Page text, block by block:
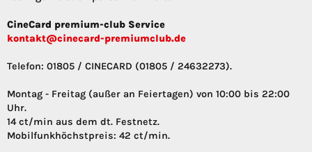
CineCard premium-club Service
kontakt@cinecard-premiumclub.de
Telefon: 01805 / CINECARD (01805 / 24632273).
Montag - Freitag (außer an Feiertagen) von 10:00 bis 22:00
Uhr.
14 ct/min aus dem dt. Festnetz.
Mobilfunkhöchstpreis: 42 ct/min.